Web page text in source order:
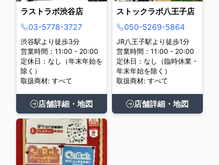
ラストラボ渋谷店
03-5778-3727
渋谷駅より徒歩3分
営業時間：11:00 - 20:00
定休日：なし（年末年始を
除く）
取扱商材: すべて
店舗詳細・地図
ストックラボ八王子店
050-5269-5864
JR八王子駅より徒歩1分
営業時間：11:00 - 20:00
定休日：なし（臨時休業・
年末年始を除く）
取扱商材: すべて
店舗詳細・地図